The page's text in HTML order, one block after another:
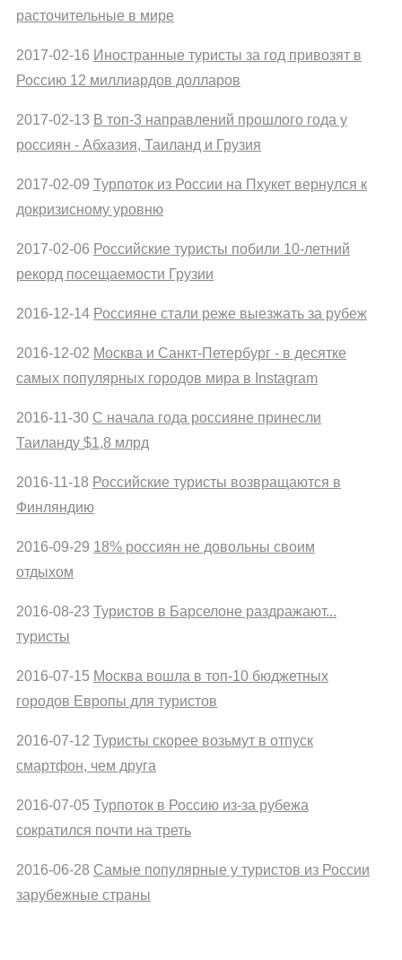
расточительные в мире
2017-02-16 Иностранные туристы за год привозят в
Россию 12 миллиардов долларов
2017-02-13 В топ-3 направлений прошлого года у
россиян - Абхазия, Таиланд и Грузия
2017-02-09 Турпоток из России на Пхукет вернулся к
докризисному уровню
2017-02-06 Российские туристы побили 10-летний
рекорд посещаемости Грузии
2016-12-14 Россияне стали реже выезжать за рубеж
2016-12-02 Москва и Санкт-Петербург - в десятке
самых популярных городов мира в Instagram
2016-11-30 С начала года россияне принесли
Таиланду $1,8 млрд
2016-11-18 Российские туристы возвращаются в
Финляндию
2016-09-29 18% россиян не довольны своим
отдыхом
2016-08-23 Туристов в Барселоне раздражают...
туристы
2016-07-15 Москва вошла в топ-10 бюджетных
городов Европы для туристов
2016-07-12 Туристы скорее возьмут в отпуск
смартфон, чем друга
2016-07-05 Турпоток в Россию из-за рубежа
сократился почти на треть
2016-06-28 Самые популярные у туристов из России
зарубежные страны